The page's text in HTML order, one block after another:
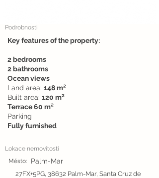
Podrobnosti
Key features of the property:
2 bedrooms
2 bathrooms
Ocean views
Land area: 148 m²
Built area: 120 m²
Terrace 60 m²
Parking
Fully furnished
Lokace nemovitosti
Město:
Palm-Mar
27FX+5PG, 38632 Palm-Mar, Santa Cruz de